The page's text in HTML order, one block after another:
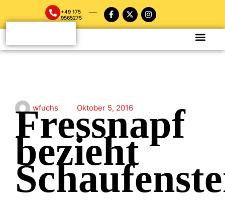
+49 175
9565275
wfuchs Oktober 5, 2016
Fressnapf
bezieht